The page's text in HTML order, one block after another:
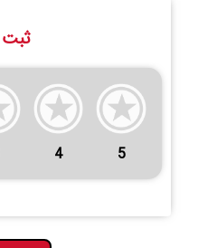
ثبت
4 5